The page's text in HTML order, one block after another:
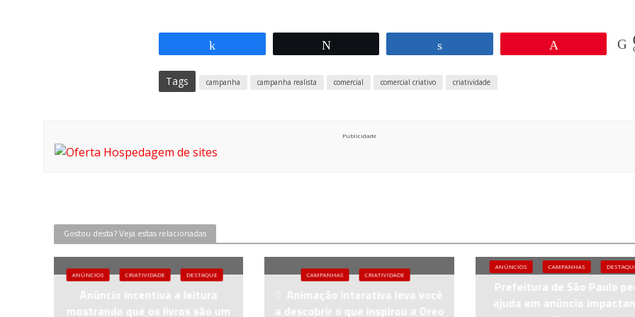
Tags campanha campanha realista comercial comercial criativo criatividade
Publicidade
Gostou desta? Veja estas relacionadas
ANÚNCIOS CRIATIVIDADE DESTAQUE
Anúncio incentiva a leitura
mostrando que os livros são um
CAMPANHAS CRIATIVIDADE
Animação interativa leva você
a descobrir o que inspirou a Oreo
ANÚNCIOS CAMPANHAS
Prefeitura de São Paulo
ajuda em anúncio